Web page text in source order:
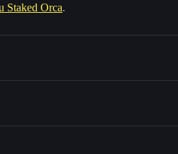
Staked Orca.
Solana-Tokens mit